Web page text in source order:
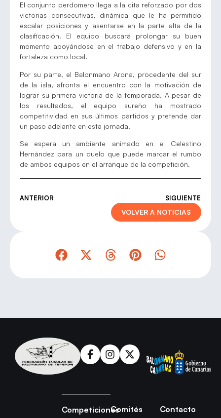
El conjunto perdomero llega a la cita reforzado por dos
victorias consecutivas, dinámica que le ha permitido
escalar posiciones y asentarse en la parte alta de la
clasificación. El equipo buscará prolongar su buen
momento apoyándose en el trabajo defensivo y en la
fortaleza como local.
Por su parte, el Balonmano Arona, procedente del sur
de la isla, afronta el encuentro con la motivación de
lograr su primera victoria de la temporada. A pesar de
los resultados, el equipo sureño ha mostrado
competitividad en sus últimos partidos y pretende dar
un paso adelante en esta jornada.
Se espera un ambiente animado en el Celestino
Hernández para un duelo que puede marcar el rumbo
de ambos equipos en el arranque de la competición.
ANTERIOR SIGUIENTE
VOLVER A NOTICIAS
CompeticionesComités
Contacto